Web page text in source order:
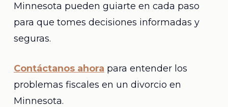
Minnesota pueden guiarte en cada paso
para que tomes decisiones informadas y
seguras.
Contáctanos ahora para entender los
problemas fiscales en un divorcio en
Minnesota.